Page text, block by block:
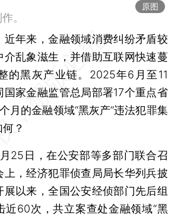
原图
。
近年来，金融领域消费纠纷矛盾较
介乱象滋生，并借助互联网快速蔓
的黑灰产业链。2025年6月至11
国家金融监管总局部署17个重点省
月的金融领域“黑灰产”违法犯罪集
？
日，在公安部等多部门联合召
上，经济犯罪侦查局局长华列兵披
展以来，全国公安经侦部门先后组
近60次，共立案查处金融领域“黑